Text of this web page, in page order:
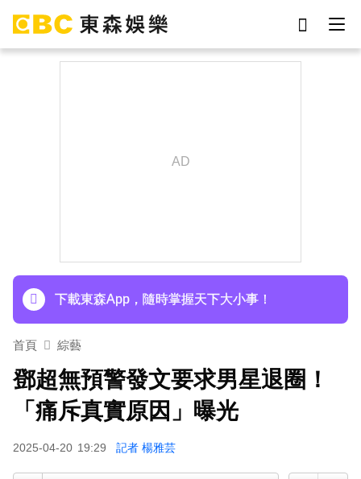
下載東森App，隨時掌握天下大小事！
《半澤直樹》男星宣布再婚！迎新生命雙喜臨門
首頁 綜藝
鄧超無預警發文要求男星退圈！
「痛斥真實原因」曝光
2025-04-20 19:29 記者 楊雅芸